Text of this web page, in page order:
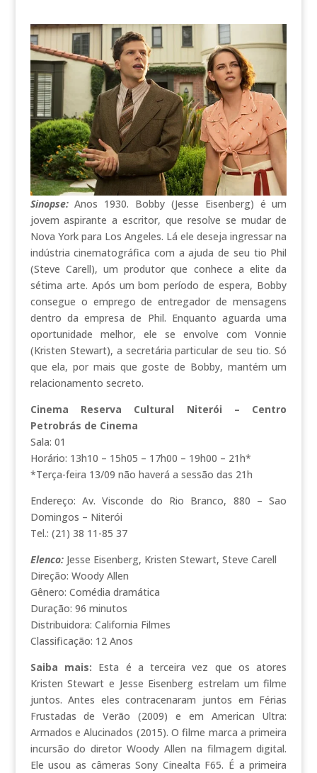
Sinopse:Anos 1930. Bobby (Jesse Eisenberg) é um
jovem aspirante a escritor, que resolve se mudar de
Nova York para Los Angeles. Lá ele deseja ingressar na
indústria cinematográfica com a ajuda de seu tio Phil
(Steve Carell), um produtor que conhece a elite da
sétima arte. Após um bom período de espera, Bobby
consegue o emprego de entregador de mensagens
dentro da empresa de Phil. Enquanto aguarda uma
oportunidade melhor, ele se envolve com Vonnie
(Kristen Stewart), a secretária particular de seu tio. Só
que ela, por mais que goste de Bobby, mantém um
relacionamento secreto.
Cinema Reserva Cultural Niterói – Centro
Petrobrás de Cinema
Sala: 01
Horário: 13h10 – 15h05 – 17h00 – 19h00 – 21h*
*Terça-feira 13/09 não haverá a sessão das 21h
Endereço: Av. Visconde do Rio Branco, 880 – Sao
Domingos – Niterói
Tel.: (21) 38 11-85 37
Elenco: Jesse Eisenberg, Kristen Stewart, Steve Carell
Direção: Woody Allen
Gênero: Comédia dramática
Duração: 96 minutos
Distribuidora: California Filmes
Classificação: 12 Anos
Saiba mais: Esta é a terceira vez que os atores
Kristen Stewart e Jesse Eisenberg estrelam um filme
juntos. Antes eles contracenaram juntos em Férias
Frustadas de Verão (2009) e em American Ultra:
Armados e Alucinados (2015). O filme marca a primeira
incursão do diretor Woody Allen na filmagem digital.
Ele usou as câmeras Sony Cinealta F65. É a primeira